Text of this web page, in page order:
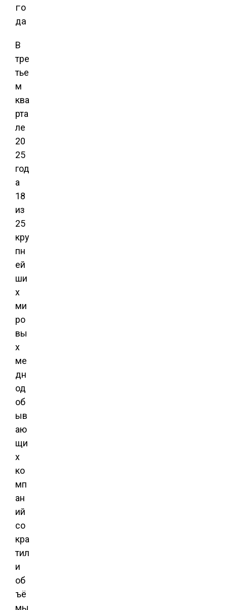
го
да
В
тре
тье
м
ква
рта
ле
20
25
год
а
18
из
25
кру
пн
ей
ши
х
ми
ро
вы
х
ме
дн
од
об
ыв
аю
щи
х
ко
мп
ан
ий
со
кра
тил
и
об
ъё
мы